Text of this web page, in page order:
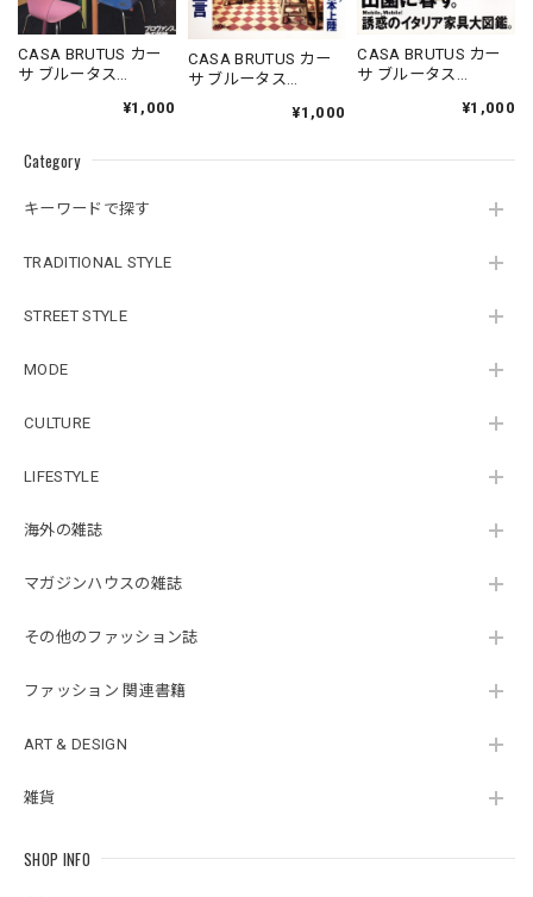
Category
キーワードで探す
TRADITIONAL STYLE
STREET STYLE
MODE
CULTURE
LIFESTYLE
海外の雑誌
マガジンハウスの雑誌
その他のファッション誌
ファッション 関連書籍
ART & DESIGN
雑貨
SHOP INFO
CASA BRUTUS カー
サ ブルータス
¥1,000
CASA BRUTUS カー
サ ブルータス
¥1,000
CASA BRUTUS カー
サ ブルータス
¥1,000